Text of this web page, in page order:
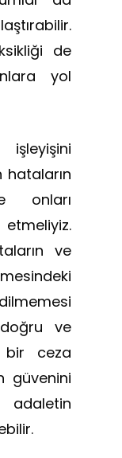
de
yol
hataların
onları
ve
ve
bir ceza
güvenini